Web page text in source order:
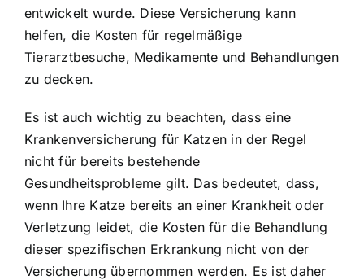
entwickelt wurde. Diese Versicherung kann
helfen, die Kosten für regelmäßige
Tierarztbesuche, Medikamente und Behandlungen
zu decken.
Es ist auch wichtig zu beachten, dass eine
Krankenversicherung für Katzen in der Regel
nicht für bereits bestehende
Gesundheitsprobleme gilt. Das bedeutet, dass,
wenn Ihre Katze bereits an einer Krankheit oder
Verletzung leidet, die Kosten für die Behandlung
dieser spezifischen Erkrankung nicht von der
Versicherung übernommen werden. Es ist daher